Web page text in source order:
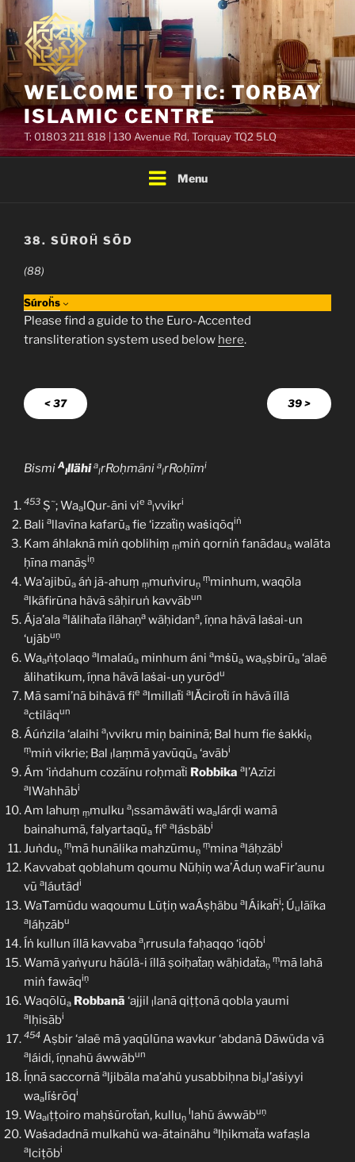
Skip
to
content
WELCOME TO TIC: TORBAY
ISLAMIC CENTRE
T: 01803 211 818 | 130 Avenue Rd, Torquay TQ2 5LQ
Menu
38. SŪROḦ SŌD
(88)
Súroḧs
Please find a guide to the Euro-Accented
transliteration system used below here.
< 37 39 >
Bismi A
lllähi a
lrRoḥmäni a
lrRoḥīmi
453 Ṣ~; WaalQur-āni vie a
lvvikri
Bali allavīna kafarūa fie ‘izzaẗiṇ waṡiqōqiṅ
Kam áhlaknā miṅ qoblihiṃ ṃmiṅ qorniṅ fanādaua walāta
ḥīna manāṣiṇ
Wa’ajibũa áṅ jã-ahuṃ ṃmuṅviruṇ
ṃminhum, waqōla
alkäfirūna hävā säḥiruṅ kavvābun
Ája’ala alǎlihaẗa ílähaṇa wäḥidana, íṇna hävā laṡai-un
‘ujābuṇ
Waaṅṭolaqo almalaúa minhum áni amṡūa waaṣbirūa ‘alaẽ
ǎlihatikum, íṇna hävā laṡai-uṇ yurōdu
Mā sami’nā bihävā fie almillaẗi alǍciroẗi ín hävã íllā
actiläqun
Áúṅzila ‘alaihi a
lvvikru miņ baininā; Bal hum fie ṡakkiṇ
ṃmiṅ vikrie; Bal llaṃmā yavūqūa ‘avābi
Ám ‘iṅdahum cozãínu roḥmaẗi Robbika al’Azīzi
alWahhābi
Am lahuṃ ṃmulku a
lssamäwäti waalárḍi wamā
bainahumā, falyartaqūa fie alásbäbi
Juṅduṇ
ṃmā hunālika mahzūmuṇ
ṃmina aláḥzābi
Kavvabat qoblahum qoumu Nūḥiṇ wa’Āduṇ waFir’aunu
vū aláutādi
WaṪamūdu waqoumu Lūṭiṇ waÁṣḥäbu alÁikaḧi; Úulãíka
aláḥzābu
Íṅ kullun íllā kavvaba a
lrrusula faḥaqqo ‘iqōbi
Wamā yaṅṿuru hãúlã-i íllā ṣoiḥaẗaṇ wäḥidaẗaṇ
ṃmā lahā
miṅ fawāqiṇ
Waqōlūa Robbanā ‘ajjil llanā qiṭṭonā qobla yaumi
alḥisābi
454 Aṣbir ‘alaë mā yaqūlūna wavkur ‘abdanā Dāwüda vā
aláidi, íṇnahũ áwwābun
Íṇnā saccornā aljibāla ma’ahü yusabbiḥna bial’aṡiyyi
waalíṡrōqi
Waalṭṭoiro maḥṡūroẗaṅ, kulluṇ
llahũ áwwābuṇ
Waṡadadnā mulkahü wa-ātainähu alḥikmaẗa wafaṣla
alciṭōbi